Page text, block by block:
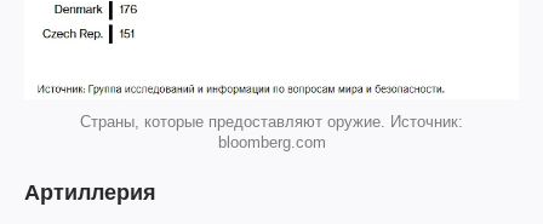
Страны, которые предоставляют оружие. Источник:
bloomberg.com
Артиллерия